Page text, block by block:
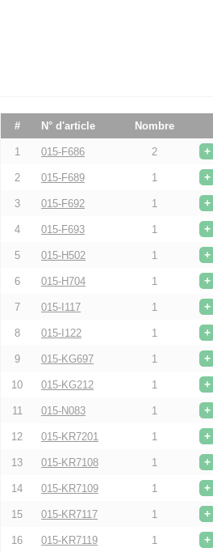
# N° d'article Nombre
1 015-F686 2 +
2 015-F689 1 +
3 015-F692 1 +
4 015-F693 1 +
5 015-H502 1 +
6 015-H704 1 +
7 015-I117 1 +
8 015-I122 1 +
9 015-KG697 1 +
10 015-KG212 1 +
11 015-N083 1 +
12 015-KR7201 1 +
13 015-KR7108 1 +
14 015-KR7109 1 +
15 015-KR7117 1 +
16 015-KR7119 1 +